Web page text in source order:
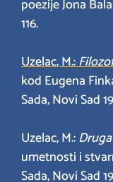
poezije Jona
116.
Uzelac, M.:
kod Eugena
Sada, Novi Sad
Uzelac, M.:
umetnosti i
Sada, Novi Sad